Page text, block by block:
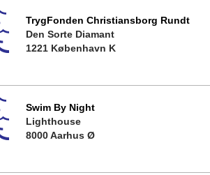
TrygFonden Christiansborg Rundt
Den Sorte Diamant
1221 København K
Swim By Night
Lighthouse
8000 Aarhus Ø